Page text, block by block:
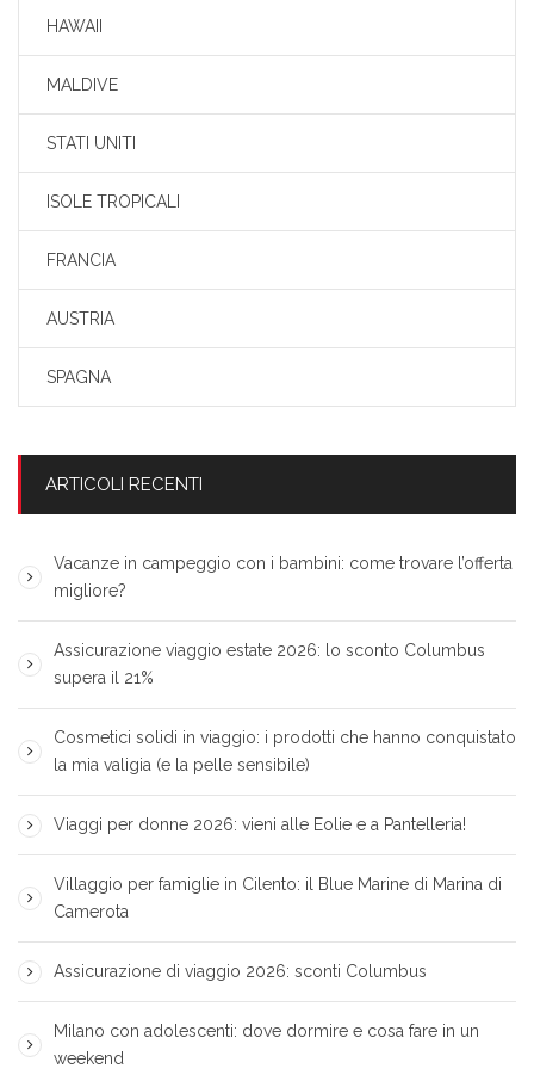
HAWAII
MALDIVE
STATI UNITI
ISOLE TROPICALI
FRANCIA
AUSTRIA
SPAGNA
ARTICOLI RECENTI
Vacanze in campeggio con i bambini: come trovare l’offerta
migliore?
Assicurazione viaggio estate 2026: lo sconto Columbus
supera il 21%
Cosmetici solidi in viaggio: i prodotti che hanno conquistato
la mia valigia (e la pelle sensibile)
Viaggi per donne 2026: vieni alle Eolie e a Pantelleria!
Villaggio per famiglie in Cilento: il Blue Marine di Marina di
Camerota
Assicurazione di viaggio 2026: sconti Columbus
Milano con adolescenti: dove dormire e cosa fare in un
weekend